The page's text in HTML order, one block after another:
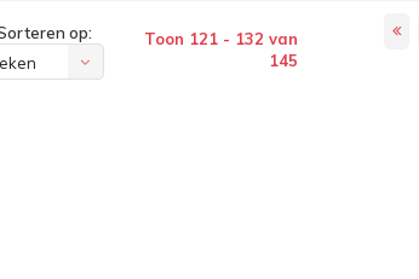
op:
Toon 121 - 132 van
145